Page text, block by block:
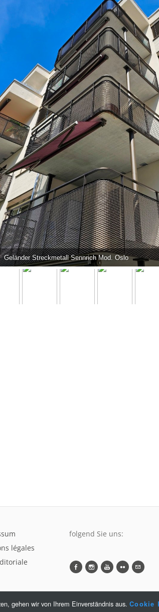
Geländer Streckmetall Sennrich Mod. Oslo
légales
folgend Sie uns:
gehen wir von Ihrem Einverständnis aus.Cookie